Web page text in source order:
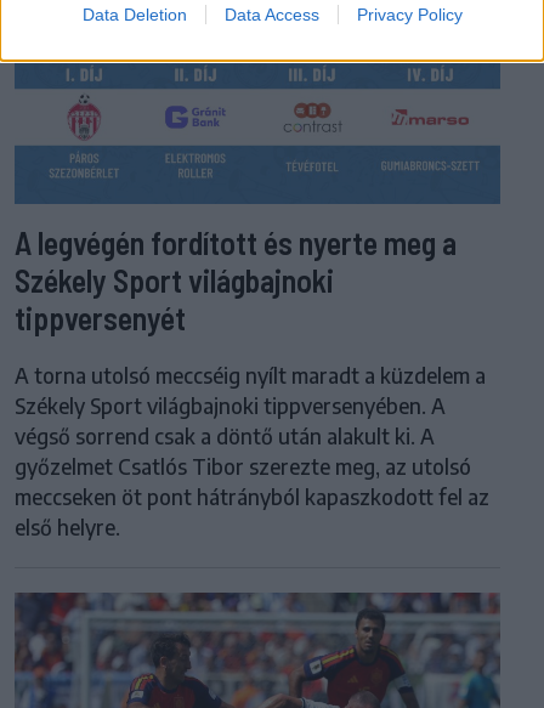
Data Deletion Data Access Privacy Policy
A legvégén fordított és nyerte meg a
Székely Sport világbajnoki
tippversenyét
A torna utolsó meccséig nyílt maradt a küzdelem a
Székely Sport világbajnoki tippversenyében. A
végső sorrend csak a döntő után alakult ki. A
győzelmet Csatlós Tibor szerezte meg, az utolsó
meccseken öt pont hátrányból kapaszkodott fel az
első helyre.